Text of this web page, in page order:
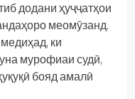
додани ҳуҷҷатҳои
меомӯзанд.
ки
мурофиаи судӣ,
бояд амалӣ